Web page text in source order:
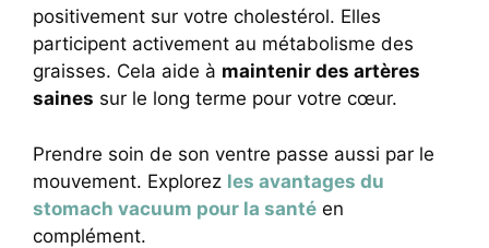
positivement sur votre cholestérol. Elles
participent activement au métabolisme des
graisses. Cela aide à maintenir des artères
saines sur le long terme pour votre cœur.
Prendre soin de son ventre passe aussi par le
mouvement. Explorez les avantages du
stomach vacuum pour la santé en
complément.